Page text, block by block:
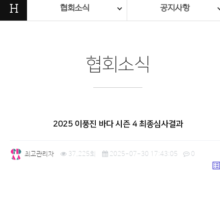
H 협회소식 공지사항
협회소식
2025 이풍진 바다 시즌 4 최종심사결과
최고관리자 37,225회 2025-07-30 17:43:05 0